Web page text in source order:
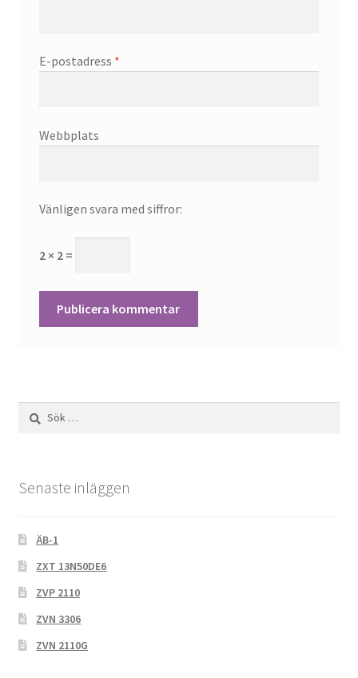
E-postadress *
Webbplats
Vänligen svara med siffror:
2 × 2 =
Sök
efter:
Senaste inläggen
ÄB-1
ZXT 13N50DE6
ZVP 2110
ZVN 3306
ZVN 2110G